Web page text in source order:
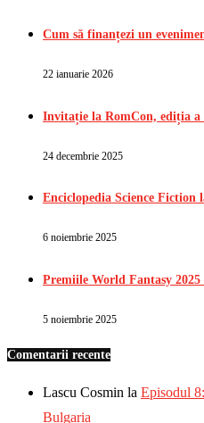
Cum să finanțezi un
22 ianuarie 2026
Invitație la RomCon, ediția a
24 decembrie 2025
Enciclopedia Science Fiction
6 noiembrie 2025
Premiile World Fantasy
5 noiembrie 2025
Comentarii recente
Lascu Cosmin la Episodul
Bulgaria